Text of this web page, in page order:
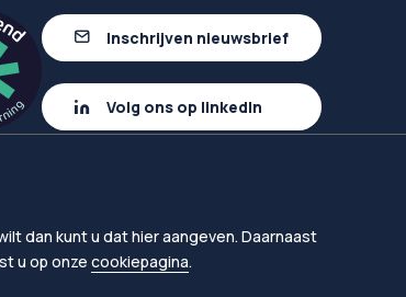
Inschrijven nieuwsbrief
Volg ons op linkedIn
Toegankelijkheid leermiddelen
dan kunt u dat hier aangeven. Daarnaast
u op onze cookiepagina.